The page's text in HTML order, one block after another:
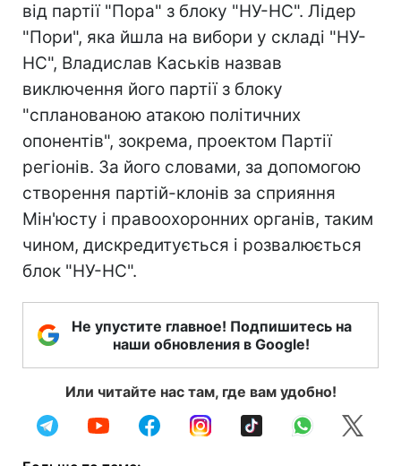
від партії "Пора" з блоку "НУ-НС". Лідер
"Пори", яка йшла на вибори у складі "НУ-
НС", Владислав Каськів назвав
виключення його партії з блоку
"спланованою атакою політичних
опонентів", зокрема, проектом Партії
регіонів. За його словами, за допомогою
створення партій-клонів за сприяння
Мін'юсту і правоохоронних органів, таким
чином, дискредитується і розвалюється
блок "НУ-НС".
Не упустите главное! Подпишитесь на
наши обновления в Google!
Или читайте нас там, где вам удобно!